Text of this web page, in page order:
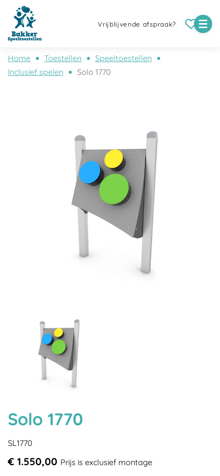
Vrijblijvende afspraak?
Home Toestellen
Speeltoestellen
Inclusief spelen
Solo 1770
Solo 1770
SL1770
€ 1.550,00 Prijs is exclusief montage